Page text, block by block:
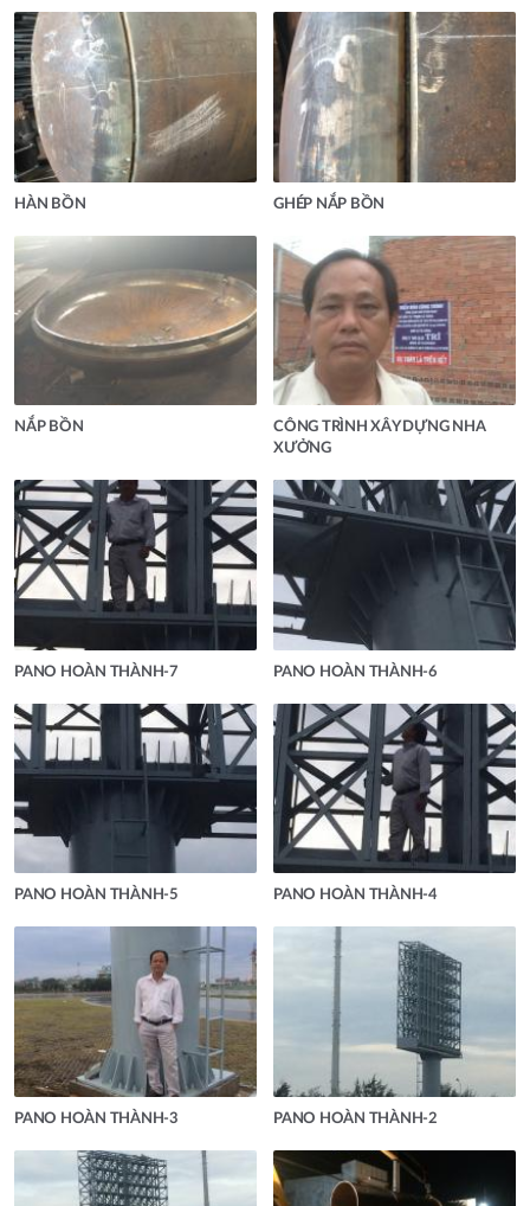
HÀN BỒN GHÉP NẮP BỒN
NẮP BỒN
CÔNG TRÌNH XÂY DỰNG NHA
XƯỞNG
PANO HOÀN THÀNH-7 PANO HOÀN THÀNH-6
PANO HOÀN THÀNH-5 PANO HOÀN THÀNH-4
PANO HOÀN THÀNH-3 PANO HOÀN THÀNH-2